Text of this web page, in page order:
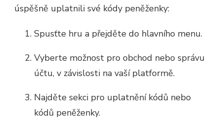
úspěšně uplatnili své kódy peněženky:
Spusťte hru a přejděte do hlavního menu.
Vyberte možnost pro obchod nebo správu
účtu, v závislosti na vaší platformě.
Najděte sekci pro uplatnění kódů nebo
kódů peněženky.